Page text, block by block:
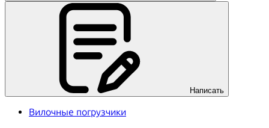
Написать
Вилочные погрузчики